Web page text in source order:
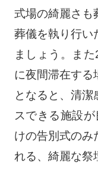
式場の綺麗さも
葬儀を執り行い
ましょう。ま
に夜間滞在する
となると、清潔
スできる施設
けの告別式のみ
れる、綺麗な祭